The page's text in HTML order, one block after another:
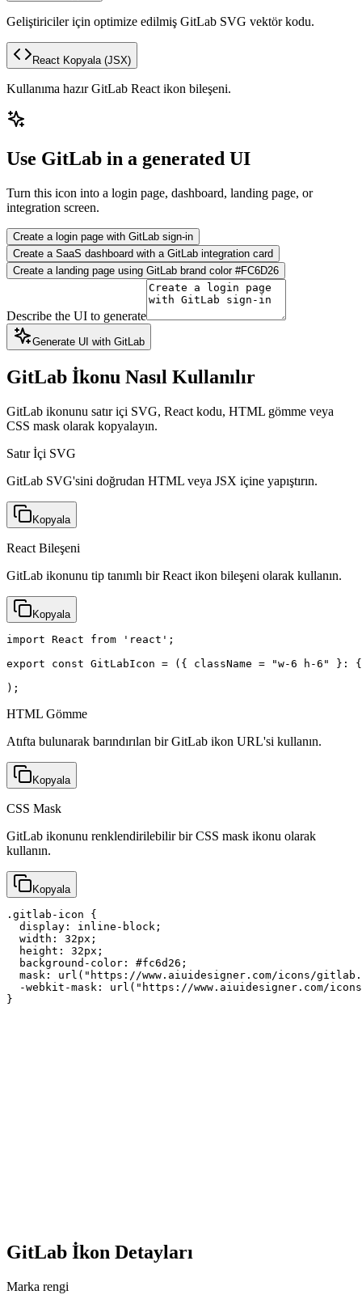
Geliştiriciler için optimize edilmiş GitLab SVG vektör kodu.
React Kopyala (JSX)
Kullanıma hazır GitLab React ikon bileşeni.
Use GitLab in a generated UI
Turn this icon into a login page, dashboard, landing page, or
integration screen.
Create a login page with GitLab sign-in
Create a SaaS dashboard with a GitLab integration card
Create a landing page using GitLab brand color #FC6D26
Describe the UI to generate
Generate UI with GitLab
GitLab İkonu Nasıl Kullanılır
GitLab ikonunu satır içi SVG, React kodu, HTML gömme veya
CSS mask olarak kopyalayın.
Satır İçi SVG
GitLab SVG'sini doğrudan HTML veya JSX içine yapıştırın.
Kopyala
React Bileşeni
GitLab ikonunu tip tanımlı bir React ikon bileşeni olarak kullanın.
Kopyala
import React from 'react';
export const GitLabIcon = ({ className = "w-6 h-6" }:
);
HTML Gömme
Atıfta bulunarak barındırılan bir GitLab ikon URL'si kullanın.
Kopyala
CSS Mask
GitLab ikonunu renklendirilebilir bir CSS mask ikonu olarak
kullanın.
Kopyala
.gitlab-icon {
  display: inline-block;
  width: 32px;
  height: 32px;
  background-color: #fc6d26;
mask: url("https://www.aiuidesigner.com/icons/
-webkit-mask: url("https://www.aiuidesigner.com/
}
GitLab İkon Detayları
Marka rengi